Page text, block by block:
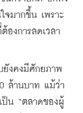
จมากขึ้น เพราะ
องการลดเวลา
งคงมีศักยภาพ
ล้านบาท แม้ว่า
ป็น “ตลาดของผู้